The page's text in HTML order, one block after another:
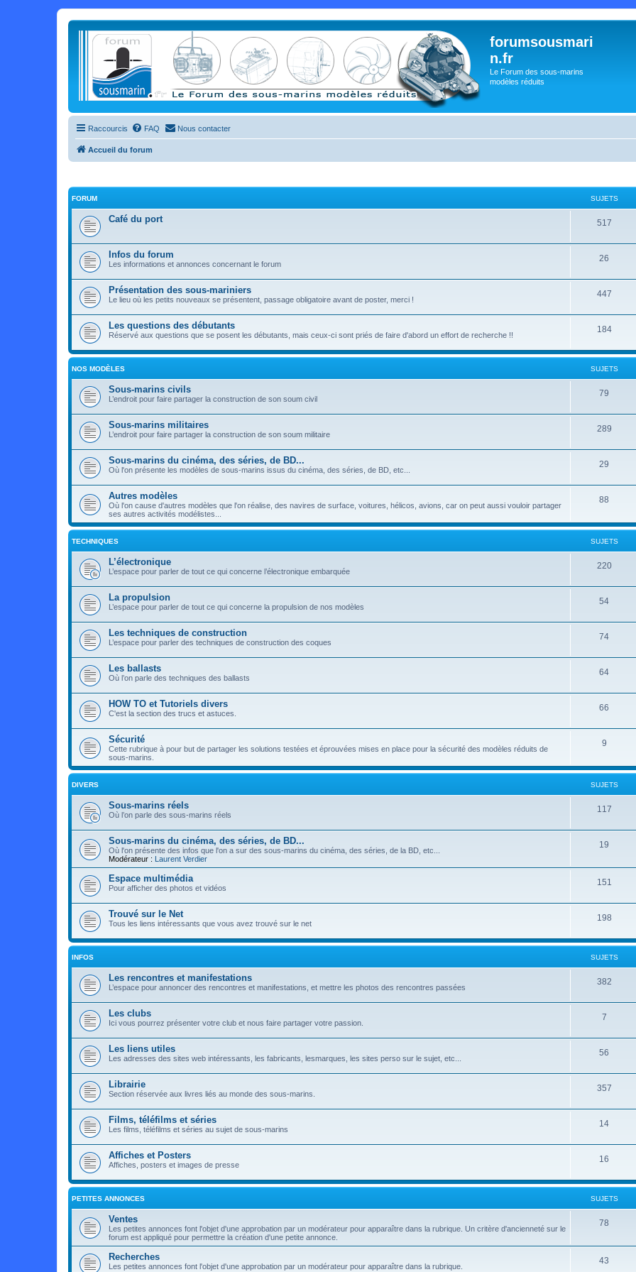
forumsousmari
n.fr
Le Forum des sous-marins
modèles réduits
Raccourcis FAQ Nous contacter
Accueil du forum
FORUM SUJETS
Café du port 517
Infos du forum
Les informations et annonces concernant le forum
26
Présentation des sous-mariniers
Le lieu où les petits nouveaux se présentent, passage obligatoire avant de poster, merci !
447
Les questions des débutants
Réservé aux questions que se posent les débutants, mais ceux-ci sont priés de faire d'abord un effort de recherche !!
184
NOS MODÈLES SUJETS
Sous-marins civils
L’endroit pour faire partager la construction de son soum civil
79
Sous-marins militaires
L’endroit pour faire partager la construction de son soum militaire
289
Sous-marins du cinéma, des séries, de BD...
Où l'on présente les modèles de sous-marins issus du cinéma, des séries, de BD, etc...
29
Autres modèles
Où l'on cause d'autres modèles que l'on réalise, des navires de surface, voitures, hélicos, avions, car on peut aussi vouloir partager
ses autres activités modélistes...
88
TECHNIQUES SUJETS
L’électronique
L’espace pour parler de tout ce qui concerne l’électronique embarquée
220
La propulsion
L’espace pour parler de tout ce qui concerne la propulsion de nos modèles
54
Les techniques de construction
L’espace pour parler des techniques de construction des coques
74
Les ballasts
Où l’on parle des techniques des ballasts
64
HOW TO et Tutoriels divers
C'est la section des trucs et astuces.
66
Sécurité
Cette rubrique à pour but de partager les solutions testées et éprouvées mises en place pour la sécurité des modèles réduits de
sous-marins.
9
DIVERS SUJETS
Sous-marins réels
Où l’on parle des sous-marins réels
117
Sous-marins du cinéma, des séries, de BD...
Où l'on présente des infos que l'on a sur des sous-marins du cinéma, des séries, de la BD, etc...
Modérateur : Laurent Verdier
19
Espace multimédia
Pour afficher des photos et vidéos
151
Trouvé sur le Net
Tous les liens intéressants que vous avez trouvé sur le net
198
INFOS SUJETS
Les rencontres et manifestations
L’espace pour annoncer des rencontres et manifestations, et mettre les photos des rencontres passées
382
Les clubs
Ici vous pourrez présenter votre club et nous faire partager votre passion.
7
Les liens utiles
Les adresses des sites web intéressants, les fabricants, lesmarques, les sites perso sur le sujet, etc...
56
Librairie
Section réservée aux livres liés au monde des sous-marins.
357
Films, téléfilms et séries
Les films, téléfilms et séries au sujet de sous-marins
14
Affiches et Posters
Affiches, posters et images de presse
16
PETITES ANNONCES SUJETS
Ventes
Les petites annonces font l'objet d'une approbation par un modérateur pour apparaître dans la rubrique. Un critère d'ancienneté sur le
forum est appliqué pour permettre la création d'une petite annonce.
78
Recherches
Les petites annonces font l'objet d'une approbation par un modérateur pour apparaître dans la rubrique.
43